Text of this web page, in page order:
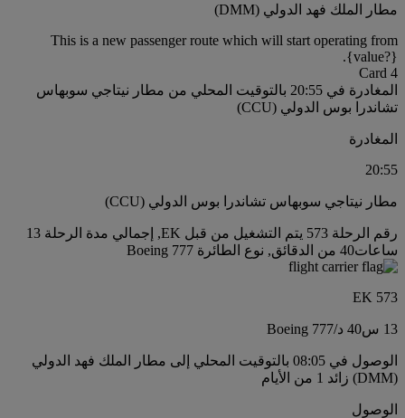
مطار الملك فهد الدولي (DMM)
This is a new passenger route which will start operating from
{value?}.
Card 4
المغادرة في 20:55 بالتوقيت المحلي من مطار نيتاجي سوبهاس
تشاندرا بوس الدولي (CCU)
المغادرة
20:55
مطار نيتاجي سوبهاس تشاندرا بوس الدولي (CCU)
رقم الرحلة 573 يتم التشغيل من قبل EK, إجمالي مدة الرحلة 13
ساعات40 من الدقائق, نوع الطائرة Boeing 777
EK 573
13 س 40 د /
Boeing 777
الوصول في 08:05 بالتوقيت المحلي إلى مطار الملك فهد الدولي
(DMM) زائد 1 من الأيام
الوصول